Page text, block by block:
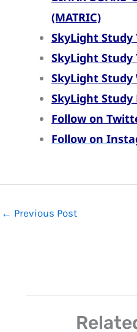
(MATRIC)
SkyLight Study
SkyLight Study
SkyLight Study
SkyLight Study
Follow on
Follow on
← Previous Post